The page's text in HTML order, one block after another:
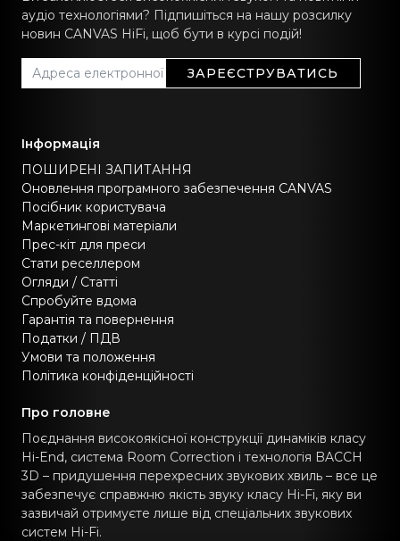
аудіо технологіями? Підпишіться на нашу розсилку
новин CANVAS HiFi, щоб бути в курсі подій!
ЗАРЕЄСТРУВАТИСЬ
Інформація
ПОШИРЕНІ ЗАПИТАННЯ
Оновлення програмного забезпечення CANVAS
Посібник користувача
Маркетингові матеріали
Прес-кіт для преси
Стати реселлером
Огляди / Статті
Спробуйте вдома
Гарантія та повернення
Податки / ПДВ
Умови та положення
Політика конфіденційності
Про головне
Поєднання високоякісної конструкції динаміків класу
Hi-End, система Room Correction і технологія BACCH
3D – придушення перехресних звукових хвиль – все це
забезпечує справжню якість звуку класу Hi-Fi, яку ви
зазвичай отримуєте лише від спеціальних звукових
систем Hi-Fi.